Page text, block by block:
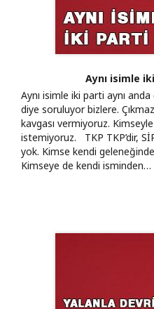
Aynı isimle
Aynı isimle iki parti aynı anda
diye soruluyor bizlere.
kavgası vermiyoruz.
istemiyoruz. TKP TKP’dir,
yok. Kimse kendi
Kimseye de kendi isminden…